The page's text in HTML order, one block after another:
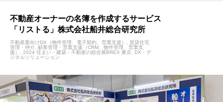
不動産オーナーの名簿を作成するサービス
「リストる」株式会社船井総合研究所
不動産業向けDX（物件管理、電子契約、営業支援）
賃貸住宅
管理・仲介
顧客管理・営業支援（CRM、物件管理、営業支
援）
2024 住まい・建築・不動産の総合展BREX 東京
DX・デ
ジタルソリューション